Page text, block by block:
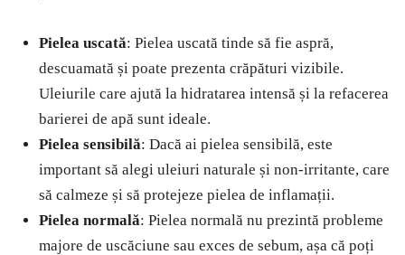
Pielea uscată: Pielea uscată tinde să fie aspră,
descuamată și poate prezenta crăpături vizibile.
Uleiurile care ajută la hidratarea intensă și la refacerea
barierei de apă sunt ideale.
Pielea sensibilă: Dacă ai pielea sensibilă, este
important să alegi uleiuri naturale și non-irritante, care
să calmeze și să protejeze pielea de inflamații.
Pielea normală: Pielea normală nu prezintă probleme
majore de uscăciune sau exces de sebum, așa că poți